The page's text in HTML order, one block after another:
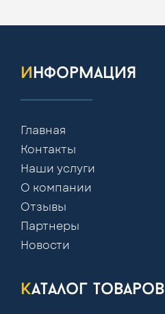
информация
Главная
Контакты
Наши услуги
О компании
Отзывы
Партнеры
Новости
каталог товаров